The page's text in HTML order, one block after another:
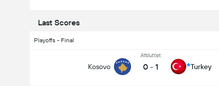
Last Scores
Playoffs - Final
Kosovo
Afsluttet
0 - 1 Turkey